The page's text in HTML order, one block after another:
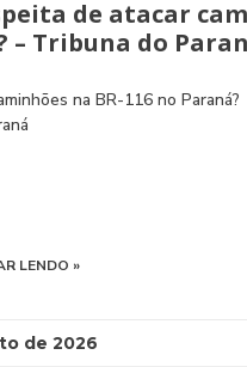
de atacar
– Tribuna do
na BR-116 no
LENDO »
de 2026